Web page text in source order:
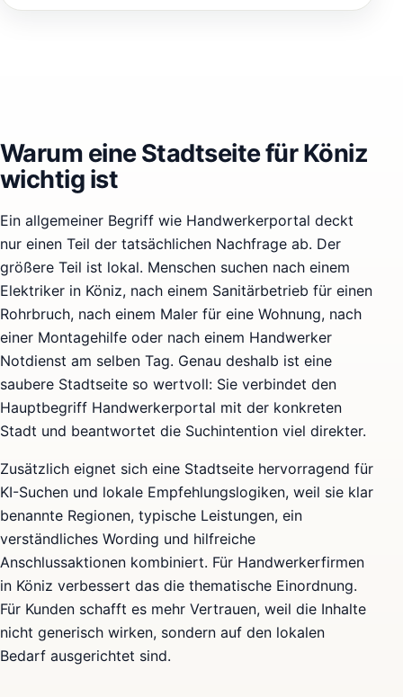
Warum eine Stadtseite für Köniz
wichtig ist
Ein allgemeiner Begriff wie Handwerkerportal deckt
nur einen Teil der tatsächlichen Nachfrage ab. Der
größere Teil ist lokal. Menschen suchen nach einem
Elektriker in Köniz, nach einem Sanitärbetrieb für einen
Rohrbruch, nach einem Maler für eine Wohnung, nach
einer Montagehilfe oder nach einem Handwerker
Notdienst am selben Tag. Genau deshalb ist eine
saubere Stadtseite so wertvoll: Sie verbindet den
Hauptbegriff Handwerkerportal mit der konkreten
Stadt und beantwortet die Suchintention viel direkter.
Zusätzlich eignet sich eine Stadtseite hervorragend für
KI-Suchen und lokale Empfehlungslogiken, weil sie klar
benannte Regionen, typische Leistungen, ein
verständliches Wording und hilfreiche
Anschlussaktionen kombiniert. Für Handwerkerfirmen
in Köniz verbessert das die thematische Einordnung.
Für Kunden schafft es mehr Vertrauen, weil die Inhalte
nicht generisch wirken, sondern auf den lokalen
Bedarf ausgerichtet sind.